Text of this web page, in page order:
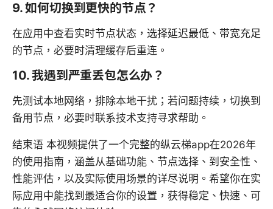
9. 如何切换到更快的节点？
在应用中查看实时节点状态，选择延迟最低、带宽充足
的节点，必要时清理缓存后重连。
10. 我遇到严重丢包怎么办？
先测试本地网络，排除本地干扰；若问题持续，切换到
备用节点，必要时联系技术支持寻求帮助。
结束语 本视频提供了一个完整的纵云梯app在2026年
的使用指南，涵盖从基础功能、节点选择、到安全性、
性能评估，以及实际使用场景的详尽说明。希望你在实
际应用中能找到最适合你的设置，获得稳定、快速、可